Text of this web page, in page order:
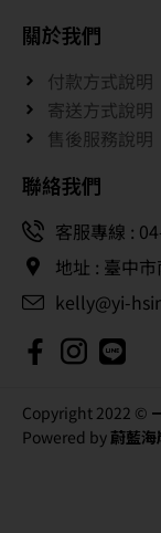
關於我們
付款方式說明
寄送方式說明
售後服務說明
聯絡我們
客服專線 :
地址 : 臺中
kelly@yi-
Copyright 2022 ©
Powered by 蔚藍